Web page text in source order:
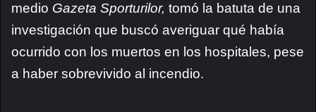
medio Gazeta Sporturilor, tomó la batuta de una
investigación que buscó averiguar qué había
ocurrido con los muertos en los hospitales, pese
a haber sobrevivido al incendio.